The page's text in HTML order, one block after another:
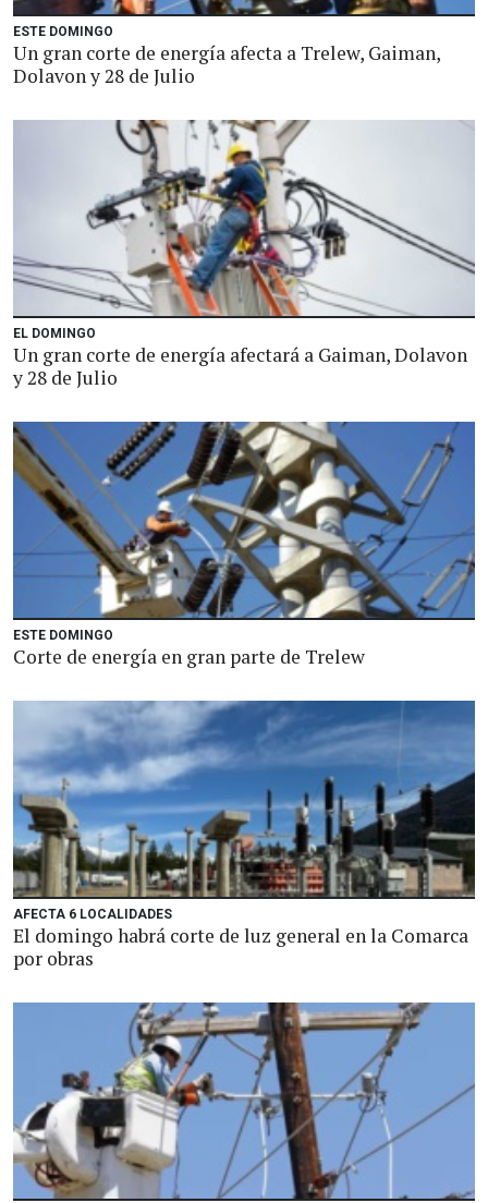
ESTE DOMINGO
Un gran corte de energía afecta a Trelew, Gaiman,
Dolavon y 28 de Julio
EL DOMINGO
Un gran corte de energía afectará a Gaiman, Dolavon
y 28 de Julio
ESTE DOMINGO
Corte de energía en gran parte de Trelew
AFECTA 6 LOCALIDADES
El domingo habrá corte de luz general en la Comarca
por obras